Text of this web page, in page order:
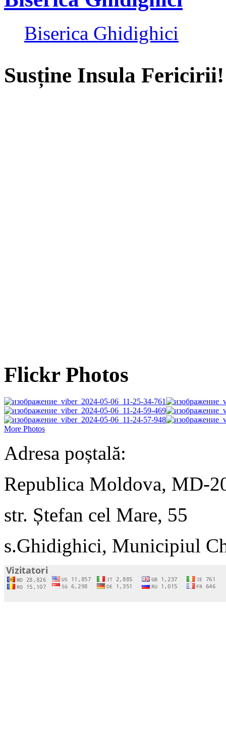
Biserica Ghidighici
Susține Insula Fericirii!
Flickr Photos
More Photos
Adresa poștală:
Republica Moldova, MD-
str. Ștefan cel Mare, 55
s.Ghidighici, Municipiul